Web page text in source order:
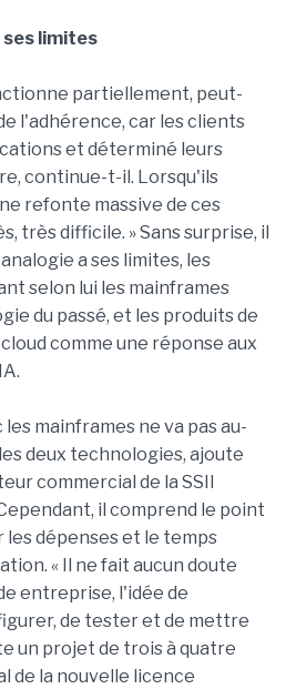
ses limites
partiellement, peut-
l'adhérence, car les clients
et déterminé leurs
continue-t-il. Lorsqu'ils
refonte massive de ces
très difficile. » Sans surprise, il
a ses limites, les
selon lui les mainframes
du passé, et les produits de
comme une réponse aux
mainframes ne va pas au-
deux technologies, ajoute
commercial de la SSII
il comprend le point
les dépenses et le temps
« Il ne fait aucun doute
entreprise, l'idée de
de tester et de mettre
un projet de trois à quatre
de la nouvelle licence